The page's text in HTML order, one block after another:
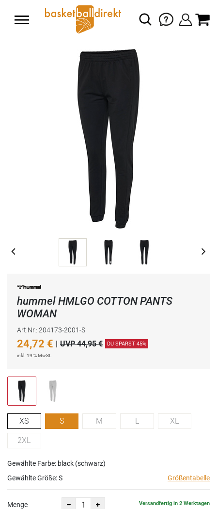
hummel HMLGO COTTON PANTS
WOMAN
Art.Nr.: 204173-2001-S
24,72 € | UVP 44,95 € DU SPARST 45%
inkl. 19 % MwSt.
XS S M L XL
2XL
Gewählte Farbe: black (schwarz)
Gewählte Größe:S Größentabelle
Menge Versandfertig in 2 Werktagen